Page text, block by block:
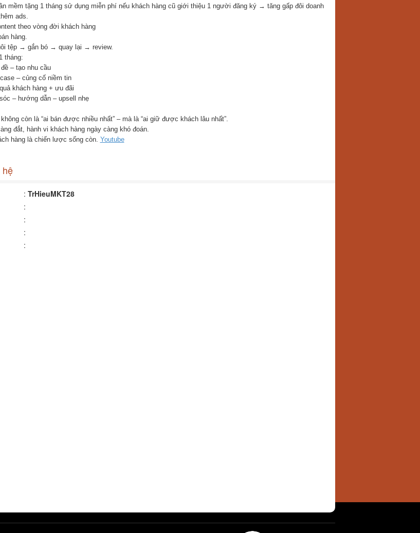
mềm tặng 1 tháng sử dụng miễn phí nếu khách hàng cũ giới thiệu 1 người đăng ký → tăng gấp đôi doanh
ads.
theo vòng đời khách hàng
hàng.
tệp → gắn bó → quay lại → review.
tháng:
– tạo nhu cầu
– củng cố niềm tin
khách hàng + ưu đãi
– hướng dẫn – upsell nhẹ
còn là “ai bán được nhiều nhất” – mà là “ai giữ được khách lâu nhất”.
đắt, hành vi khách hàng ngày càng khó đoán.
hàng là chiến lược sống còn. Youtube
: TrHieuMKT28
:
:
:
: